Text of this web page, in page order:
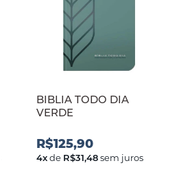
BIBLIA TODO DIA
VERDE
R$125,90
4xde R$31,48sem juros